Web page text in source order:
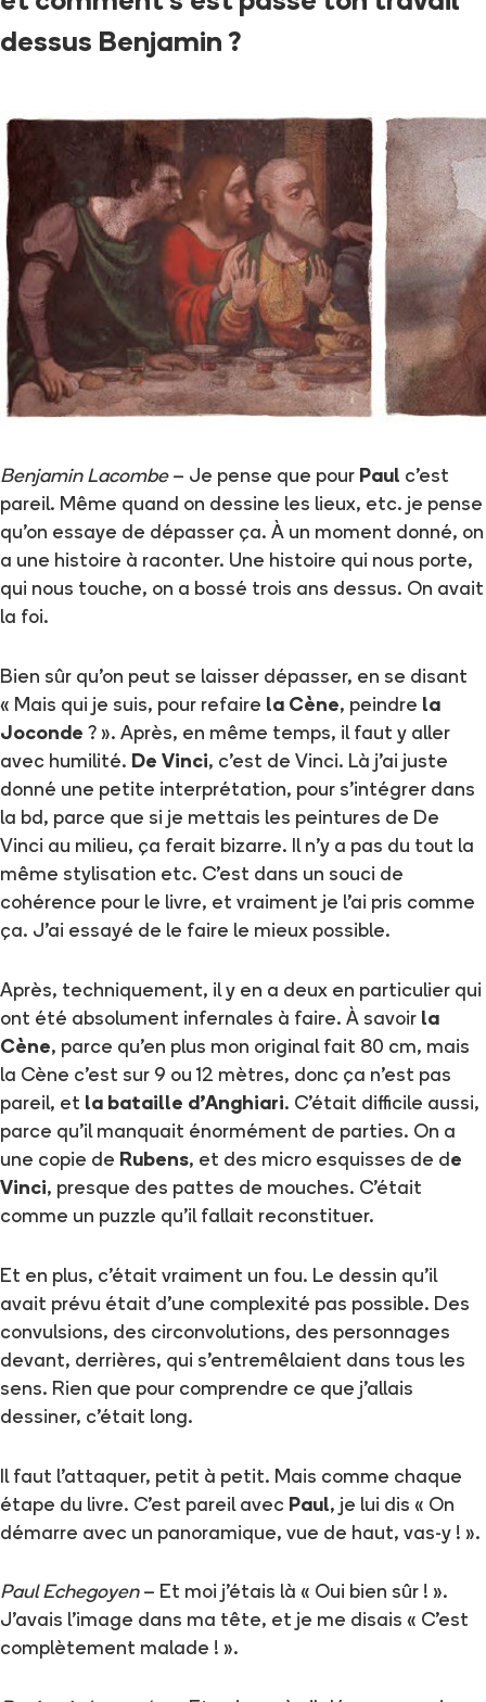
dessus Benjamin ?
Benjamin Lacombe– Je pense que pour Paul c'est
pareil. Même quand on dessine les lieux, etc. je pense
qu'on essaye de dépasser ça. À un moment donné, on
a une histoire à raconter. Une histoire qui nous porte,
qui nous touche, on a bossé trois ans dessus. On avait
la foi.
Bien sûr qu'on peut se laisser dépasser, en se disant
« Mais qui je suis, pour refaire la Cène, peindre la
Joconde ? ». Après, en même temps, il faut y aller
avec humilité. De Vinci, c'est de Vinci. Là j'ai juste
donné une petite interprétation, pour s'intégrer dans
la bd, parce que si je mettais les peintures de De
Vinci au milieu, ça ferait bizarre. Il n'y a pas du tout la
même stylisation etc. C'est dans un souci de
cohérence pour le livre, et vraiment je l'ai pris comme
ça. J'ai essayé de le faire le mieux possible.
Après, techniquement, il y en a deux en particulier qui
ont été absolument infernales à faire. À savoir la
Cène, parce qu'en plus mon original fait 80 cm, mais
la Cène c'est sur 9 ou 12 mètres, donc ça n'est pas
pareil, et la bataille d'Anghiari. C'était difficile aussi,
parce qu'il manquait énormément de parties. On a
une copie de Rubens, et des micro esquisses de d e
Vinci, presque des pattes de mouches. C'était
comme un puzzle qu'il fallait reconstituer.
Et en plus, c'était vraiment un fou. Le dessin qu'il
avait prévu était d'une complexité pas possible. Des
convulsions, des circonvolutions, des personnages
devant, derrières, qui s'entremêlaient dans tous les
sens. Rien que pour comprendre ce que j'allais
dessiner, c'était long.
Il faut l'attaquer, petit à petit. Mais comme chaque
étape du livre. C'est pareil avec Paul, je lui dis « On
démarre avec un panoramique, vue de haut, vas-y ! ».
Paul Echegoyen– Et moi j'étais là « Oui bien sûr ! ».
J'avais l'image dans ma tête, et je me disais « C'est
complètement malade ! ».